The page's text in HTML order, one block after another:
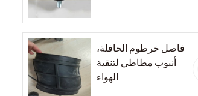
فاصل خرطوم الحافلة،
أنبوب مطاطي لتنقية
الهواء